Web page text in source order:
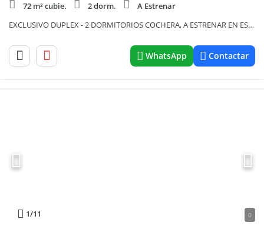
72 m² cubie.
2 dorm.
A Estrenar
EXCLUSIVO DUPLEX - 2 DORMITORIOS COCHERA, A ESTRENAR EN ESPERANZA
WhatsApp Contactar
1/11 0